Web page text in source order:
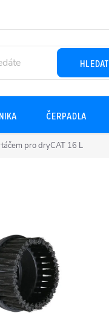
HLEDAT
ČERPADLA
pro dryCAT 16 L